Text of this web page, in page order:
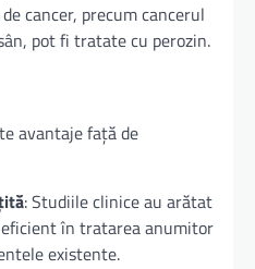
cancer, precum cancerul
pot fi tratate cu perozin.
avantaje față de
: Studiile clinice au arătat
în tratarea anumitor
existente.